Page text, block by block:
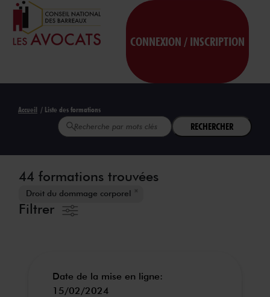
CONNEXION / INSCRIPTION
Accueil / Liste des formations
RECHERCHER
44 formations trouvées
Droit du dommage corporel
Filtrer
Date de la mise en ligne:
15/02/2024